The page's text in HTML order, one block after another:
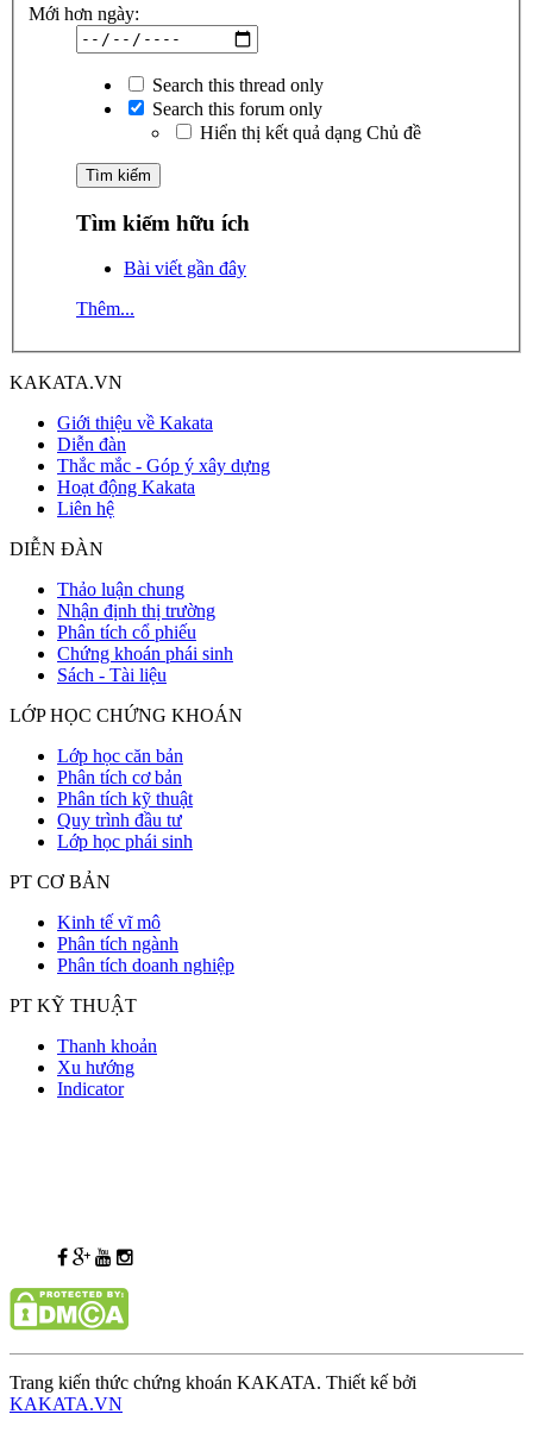
Mới hơn ngày:
Search this thread only
Search this forum only
Hiển thị kết quả dạng Chủ đề
Tìm kiếm hữu ích
Bài viết gần đây
Thêm...
KAKATA.VN
Giới thiệu về Kakata
Diễn đàn
Thắc mắc - Góp ý xây dựng
Hoạt động Kakata
Liên hệ
DIỄN ĐÀN
Thảo luận chung
Nhận định thị trường
Phân tích cổ phiếu
Chứng khoán phái sinh
Sách - Tài liệu
LỚP HỌC CHỨNG KHOÁN
Lớp học căn bản
Phân tích cơ bản
Phân tích kỹ thuật
Quy trình đầu tư
Lớp học phái sinh
PT CƠ BẢN
Kinh tế vĩ mô
Phân tích ngành
Phân tích doanh nghiệp
PT KỸ THUẬT
Thanh khoản
Xu hướng
Indicator
Trang kiến thức chứng khoán KAKATA. Thiết kế bởi
KAKATA.VN